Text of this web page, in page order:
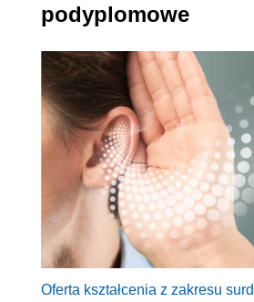
podyplomowe
Oferta kształcenia z zakresu